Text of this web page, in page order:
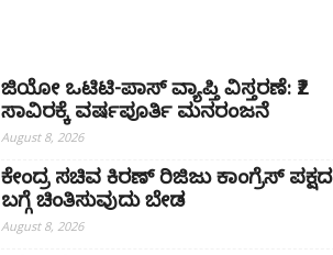
ಜಿಯೋ ಒಟಿಟಿ-ಪಾಸ್ ವ್ಯಾಪ್ತಿ ವಿಸ್ತರಣೆ: ₹2
ಸಾವಿರಕ್ಕೆ ವರ್ಷಪೂರ್ತಿ ಮನರಂಜನೆ
August 8, 2026
ಕೇಂದ್ರ ಸಚಿವ ಕಿರಣ್ ರಿಜಿಜು ಕಾಂಗ್ರೆಸ್ ಪಕ್ಷದ
ಬಗ್ಗೆ ಚಿಂತಿಸುವುದು ಬೇಡ
August 8, 2026